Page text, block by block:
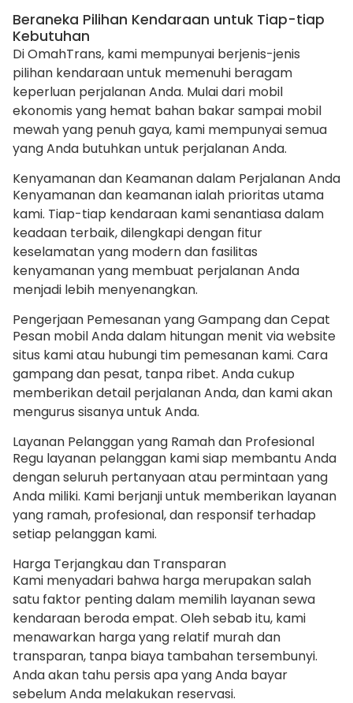
Beraneka Pilihan Kendaraan untuk Tiap-tiap
Kebutuhan
Di OmahTrans, kami mempunyai berjenis-jenis
pilihan kendaraan untuk memenuhi beragam
keperluan perjalanan Anda. Mulai dari mobil
ekonomis yang hemat bahan bakar sampai mobil
mewah yang penuh gaya, kami mempunyai semua
yang Anda butuhkan untuk perjalanan Anda.
Kenyamanan dan Keamanan dalam Perjalanan Anda
Kenyamanan dan keamanan ialah prioritas utama
kami. Tiap-tiap kendaraan kami senantiasa dalam
keadaan terbaik, dilengkapi dengan fitur
keselamatan yang modern dan fasilitas
kenyamanan yang membuat perjalanan Anda
menjadi lebih menyenangkan.
Pengerjaan Pemesanan yang Gampang dan Cepat
Pesan mobil Anda dalam hitungan menit via website
situs kami atau hubungi tim pemesanan kami. Cara
gampang dan pesat, tanpa ribet. Anda cukup
memberikan detail perjalanan Anda, dan kami akan
mengurus sisanya untuk Anda.
Layanan Pelanggan yang Ramah dan Profesional
Regu layanan pelanggan kami siap membantu Anda
dengan seluruh pertanyaan atau permintaan yang
Anda miliki. Kami berjanji untuk memberikan layanan
yang ramah, profesional, dan responsif terhadap
setiap pelanggan kami.
Harga Terjangkau dan Transparan
Kami menyadari bahwa harga merupakan salah
satu faktor penting dalam memilih layanan sewa
kendaraan beroda empat. Oleh sebab itu, kami
menawarkan harga yang relatif murah dan
transparan, tanpa biaya tambahan tersembunyi.
Anda akan tahu persis apa yang Anda bayar
sebelum Anda melakukan reservasi.